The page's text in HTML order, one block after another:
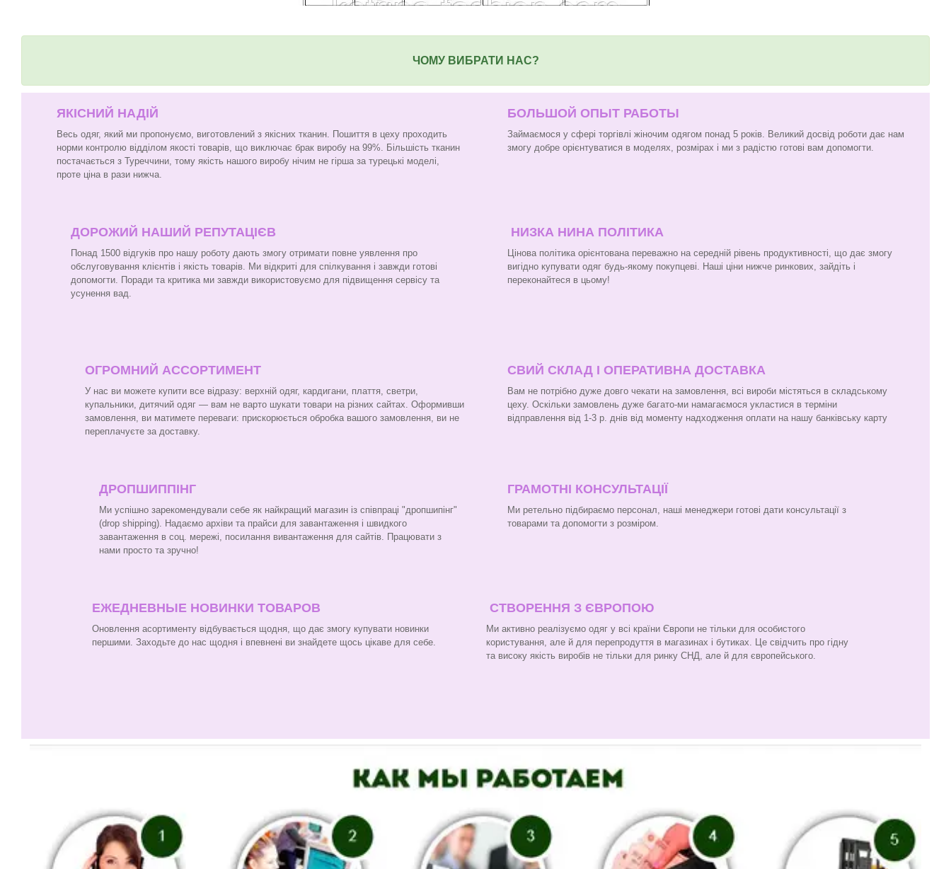
ЧОМУ ВИБРАТИ НАС?
ЯКІСНИЙ НАДІЙ
Весь одяг, який ми пропонуємо, виготовлений з якісних тканин. Пошиття в цеху проходить
норми контролю відділом якості товарів, що виключає брак виробу на 99%. Більшість тканин
постачається з Туреччини, тому якість нашого виробу нічим не гірша за турецькі моделі,
проте ціна в рази нижча.
БОЛЬШОЙ ОПЫТ РАБОТЫ
Займаємося у сфері торгівлі жіночим одягом понад 5 років. Великий досвід роботи дає нам
змогу добре орієнтуватися в моделях, розмірах і ми з радістю готові вам допомогти.
ДОРОЖИЙ НАШИЙ РЕПУТАЦІЄВ
Понад 1500 відгуків про нашу роботу дають змогу отримати повне уявлення про
обслуговування клієнтів і якість товарів. Ми відкриті для спілкування і завжди готові
допомогти. Поради та критика ми завжди використовуємо для підвищення сервісу та
усунення вад.
НИЗКА НИНА ПОЛІТИКА
Цінова політика орієнтована переважно на середній рівень продуктивності, що дає змогу
вигідно купувати одяг будь-якому покупцеві. Наші ціни нижче ринкових, зайдіть і
переконайтеся в цьому!
ОГРОМНИЙ АССОРТИМЕНТ
У нас ви можете купити все відразу: верхній одяг, кардигани, плаття, светри,
купальники, дитячий одяг — вам не варто шукати товари на різних сайтах. Оформивши
замовлення, ви матимете переваги: прискорюється обробка вашого замовлення, ви не
переплачуєте за доставку.
СВИЙ СКЛАД І ОПЕРАТИВНА ДОСТАВКА
Вам не потрібно дуже довго чекати на замовлення, всі вироби містяться в складському
цеху. Оскільки замовлень дуже багато-ми намагаємося укластися в терміни
відправлення від 1-3 р. днів від моменту надходження оплати на нашу банківську карту
ДРОПШИППІНГ
Ми успішно зарекомендували себе як найкращий магазин із співпраці "дропшипінг"
(drop shipping). Надаємо архіви та прайси для завантаження і швидкого
завантаження в соц. мережі, посилання вивантаження для сайтів. Працювати з
нами просто та зручно!
ГРАМОТНІ КОНСУЛЬТАЦІЇ
Ми ретельно підбираємо персонал, наші менеджери готові дати консультації з
товарами та допомогти з розміром.
ЕЖЕДНЕВНЫЕ НОВИНКИ ТОВАРОВ
Оновлення асортименту відбувається щодня, що дає змогу купувати новинки
першими. Заходьте до нас щодня і впевнені ви знайдете щось цікаве для себе.
СТВОРЕННЯ З ЄВРОПОЮ
Ми активно реалізуємо одяг у всі країни Європи не тільки для особистого
користування, але й для перепродуття в магазинах і бутиках. Це свідчить про гідну
та високу якість виробів не тільки для ринку СНД, але й для європейського.